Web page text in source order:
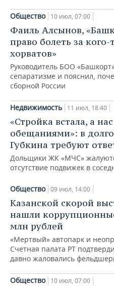
Общество 10 июл, 07:00
Фаиль Алсынов,
право болеть за
хорватов»
Руководитель БОО
сепаратизме и пояснил,
сборной России
Недвижимость 11 июл, 18:40
«Стройка встала, а
обещаниями»: в
Губкина требуют
Дольщики ЖК «МЧС»
отсутствие подвижек в
Общество 09 июл, 14:00
Казанской скорой
нашли
млн рублей
«Мертвый» автопарк и
Счетная палата РТ
давно жаловались
Общество 10 июл, 07:00